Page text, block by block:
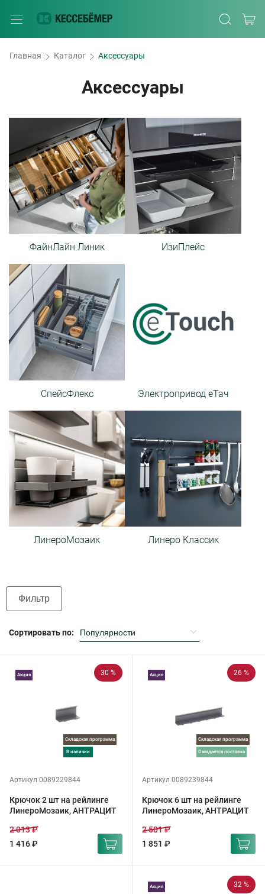
Главная Каталог Аксессуары
Аксессуары
ФайнЛайн Линик ИзиПлейс
СпейсФлекс Электропривод еТач
ЛинероМозаик Линеро Классик
Фильтр
Сортировать по:
30 %
Складская программа
в наличии
Акция
Артикул 0089229844
Крючок 2 шт на рейлинге
ЛинероМозаик, АНТРАЦИТ
1 416 ₽
2 013 ₽
26 %
Складская программа
ожидается поставка
Акция
Артикул 0089239844
Крючок 6 шт на рейлинге
ЛинероМозаик, АНТРАЦИТ
1 851 ₽
2 501 ₽
32 %
Акция